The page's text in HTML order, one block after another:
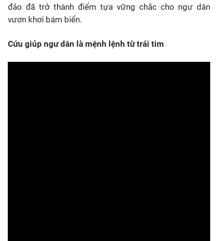
đảo đã trở thành điểm tựa vững chắc cho ngư dân
vươn khơi bám biển.
Cứu giúp ngư dân là mệnh lệnh từ trái tim